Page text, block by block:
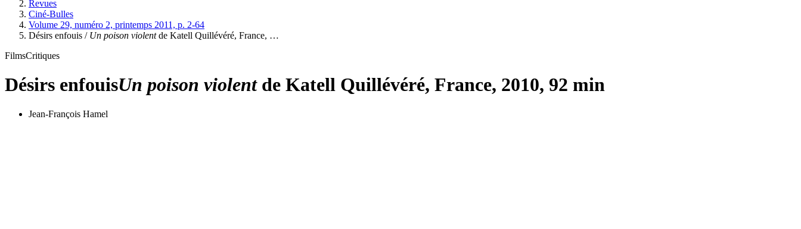
Revues
Ciné-Bulles
Volume 29, numéro 2, printemps 2011, p. 2-64
Désirs enfouis / Un poison violentde Katell Quillévéré, France, …
FilmsCritiques
Désirs enfouisUn poison violentde Katell Quillévéré, France, 2010, 92 min
Jean-François Hamel